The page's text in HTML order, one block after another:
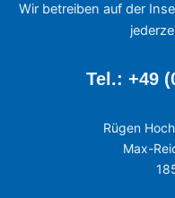
Wir betreiben auf der
Tel.: +49
Rügen
Max-